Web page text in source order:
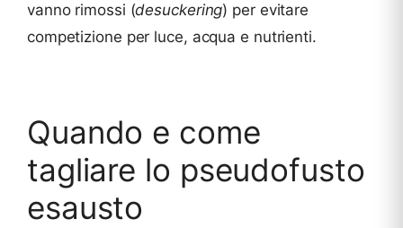
vanno rimossi (desuckering) per evitare
competizione per luce, acqua e nutrienti.
Quando e come
tagliare lo pseudofusto
esausto